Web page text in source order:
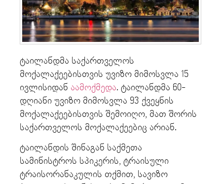
ტაილანდმა საქართველოს
მოქალაქეებისთვის უვიზო მიმოსვლა 15
ივლისიდან აამოქმედა. ტაილანდმა 60-
დღიანი უვიზო მიმოსვლა 93 ქვეყნის
მოქალაქეებისთვის შემოიღო, მათ შორის
საქართველოს მოქალაქეებიც არიან.
ტაილანდის შინაგან საქმეთა
სამინისტროს სპიკერის, ტრაისული
ტრაისორანაკულის თქმით, სავიზო